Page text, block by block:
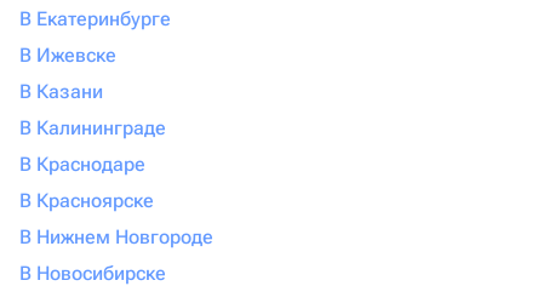
В Екатеринбурге
В Ижевске
В Казани
В Калининграде
В Краснодаре
В Красноярске
В Нижнем Новгороде
В Новосибирске